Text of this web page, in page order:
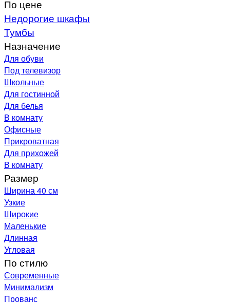
По цене
Недорогие шкафы
Тумбы
Назначение
Для обуви
Под телевизор
Школьные
Для гостинной
Для белья
В комнату
Офисные
Прикроватная
Для прихожей
В комнату
Размер
Ширина 40 см
Узкие
Широкие
Маленькие
Длинная
Угловая
По стилю
Современные
Минимализм
Прованс